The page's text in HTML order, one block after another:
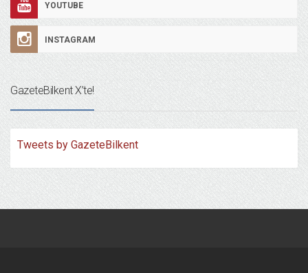
YOUTUBE
INSTAGRAM
GazeteBilkent X’te!
Tweets by GazeteBilkent